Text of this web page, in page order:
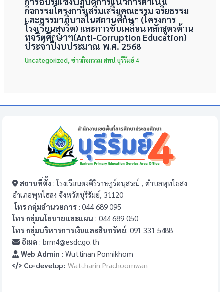
กิจกรรมโครงการเสริมเสริมคุณธรรม จริยธรรม
และธรรมาภิบาลในสถานศึกษา (โครงการ
โรงเรียนสุจริต) และการขับเคลื่อนหลักสูตรต้าน
ทุจริตศึกษาฯ(Anti-Corruption Education)
ประจำปีงบประมาณ พ.ศ. 2568
Uncategorized,ข่าวกิจกรรม สพป.บุรีรัมย์ 4
สถานที่ตั้ง : โรงเรียนตงศิริราษฎร์อนุสรณ์ , ตำบลพุทไธสง
อำเภอพุทไธสง จังหวัดบุรีรัมย์, 31120
โทร กลุ่มอำนวยการ : 044 689 095
โทร กลุ่มนโยบายและแผน : 044 689 050
โทร กลุ่มบริหารการเงินและสินทรัพย์: 091 331 5488
อีเมล : brm4@esdc.go.th
Web Admin : Wuttinan Ponnikhom
Co-develop: Watcharin Prachoomwan